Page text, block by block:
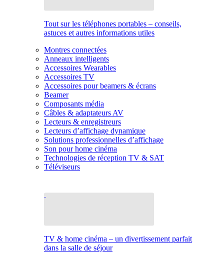
Tout sur les téléphones portables – conseils,
astuces et autres informations utiles
Montres connectées
Anneaux intelligents
Accessoires Wearables
Accessoires TV
Accessoires pour beamers & écrans
Beamer
Composants média
Câbles & adaptateurs AV
Lecteurs & enregistreurs
Lecteurs d’affichage dynamique
Solutions professionnelles d’affichage
Son pour home cinéma
Technologies de réception TV & SAT
Téléviseurs
TV & home cinéma – un divertissement parfait
dans la salle de séjour